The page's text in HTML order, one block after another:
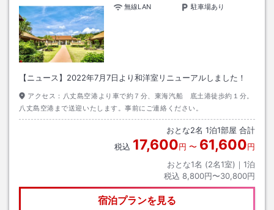
無線LAN
駐車場あり
【ニュース】2022年7月7日より和洋室リニューアルしました！
アクセス： 八丈島空港より車で約７分、東海汽船 底土港徒歩約１分。
八丈島空港まで送迎いたします。事前にご連絡ください。
おとな2名 1泊1部屋 合計
税込 17,600円 〜 61,600円
おとな1名 (2名1室)｜ 1泊
税込 8,800円〜30,800円
宿泊プランを見る